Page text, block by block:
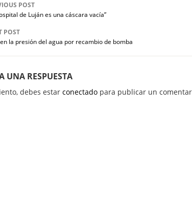
POST
de Luján es una cáscara vacía”
POST
la presión del agua por recambio de bomba
UNA RESPUESTA
debes estar conectado para publicar un